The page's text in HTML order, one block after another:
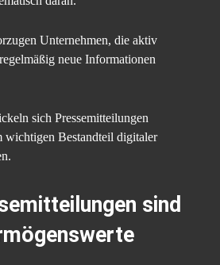
Unternehmen, die aktiv
neue Informationen
sich Pressemitteilungen
wichtigen Bestandteil digitaler
sind